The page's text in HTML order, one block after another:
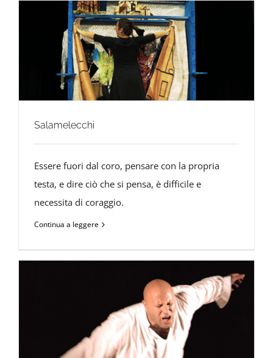
Salamelecchi
Essere fuori dal coro, pensare con la propria
testa, e dire ciò che si pensa, è difficile e
necessita di coraggio.
Continua a leggere